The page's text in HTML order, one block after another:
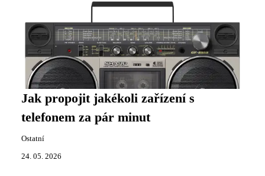
Jak propojit jakékoli zařízení s
telefonem za pár minut
Ostatní
24. 05. 2026